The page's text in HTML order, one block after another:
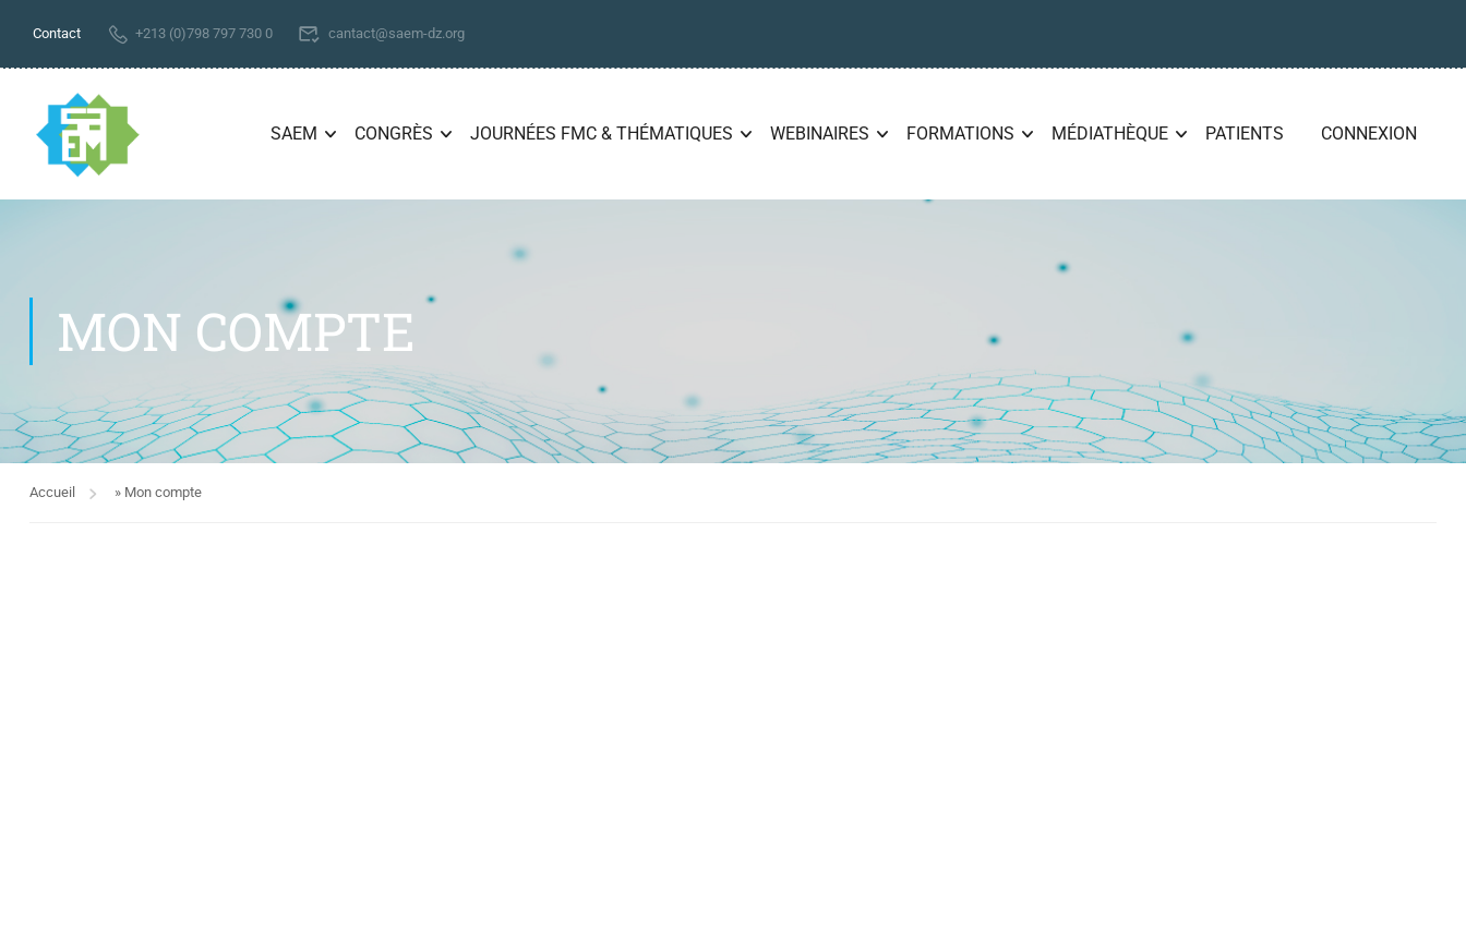
Contact +213 (0)798 797 730 0 cantact@saem-dz.org
SAEM CONGRÈS JOURNÉES FMC & THÉMATIQUES WEBINAIRES FORMATIONS MÉDIATHÈQUE PATIENTS CONNEXION
MON COMPTE
Accueil » Mon compte